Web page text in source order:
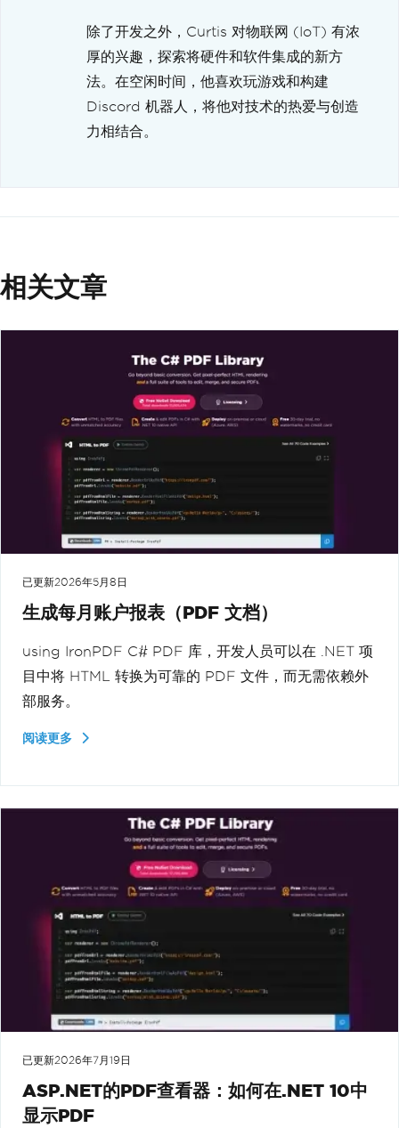
除了开发之外，Curtis 对物联网 (IoT) 有浓
厚的兴趣，探索将硬件和软件集成的新方
法。在空闲时间，他喜欢玩游戏和构建
Discord 机器人，将他对技术的热爱与创造
力相结合。
相关文章
已更新2026年5月8日
生成每月账户报表（PDF 文档）
using IronPDF C# PDF 库，开发人员可以在 .NET 项
目中将 HTML 转换为可靠的 PDF 文件，而无需依赖外
部服务。
阅读更多
已更新2026年7月19日
ASP.NET的PDF查看器：如何在.NET 10中
显示PDF